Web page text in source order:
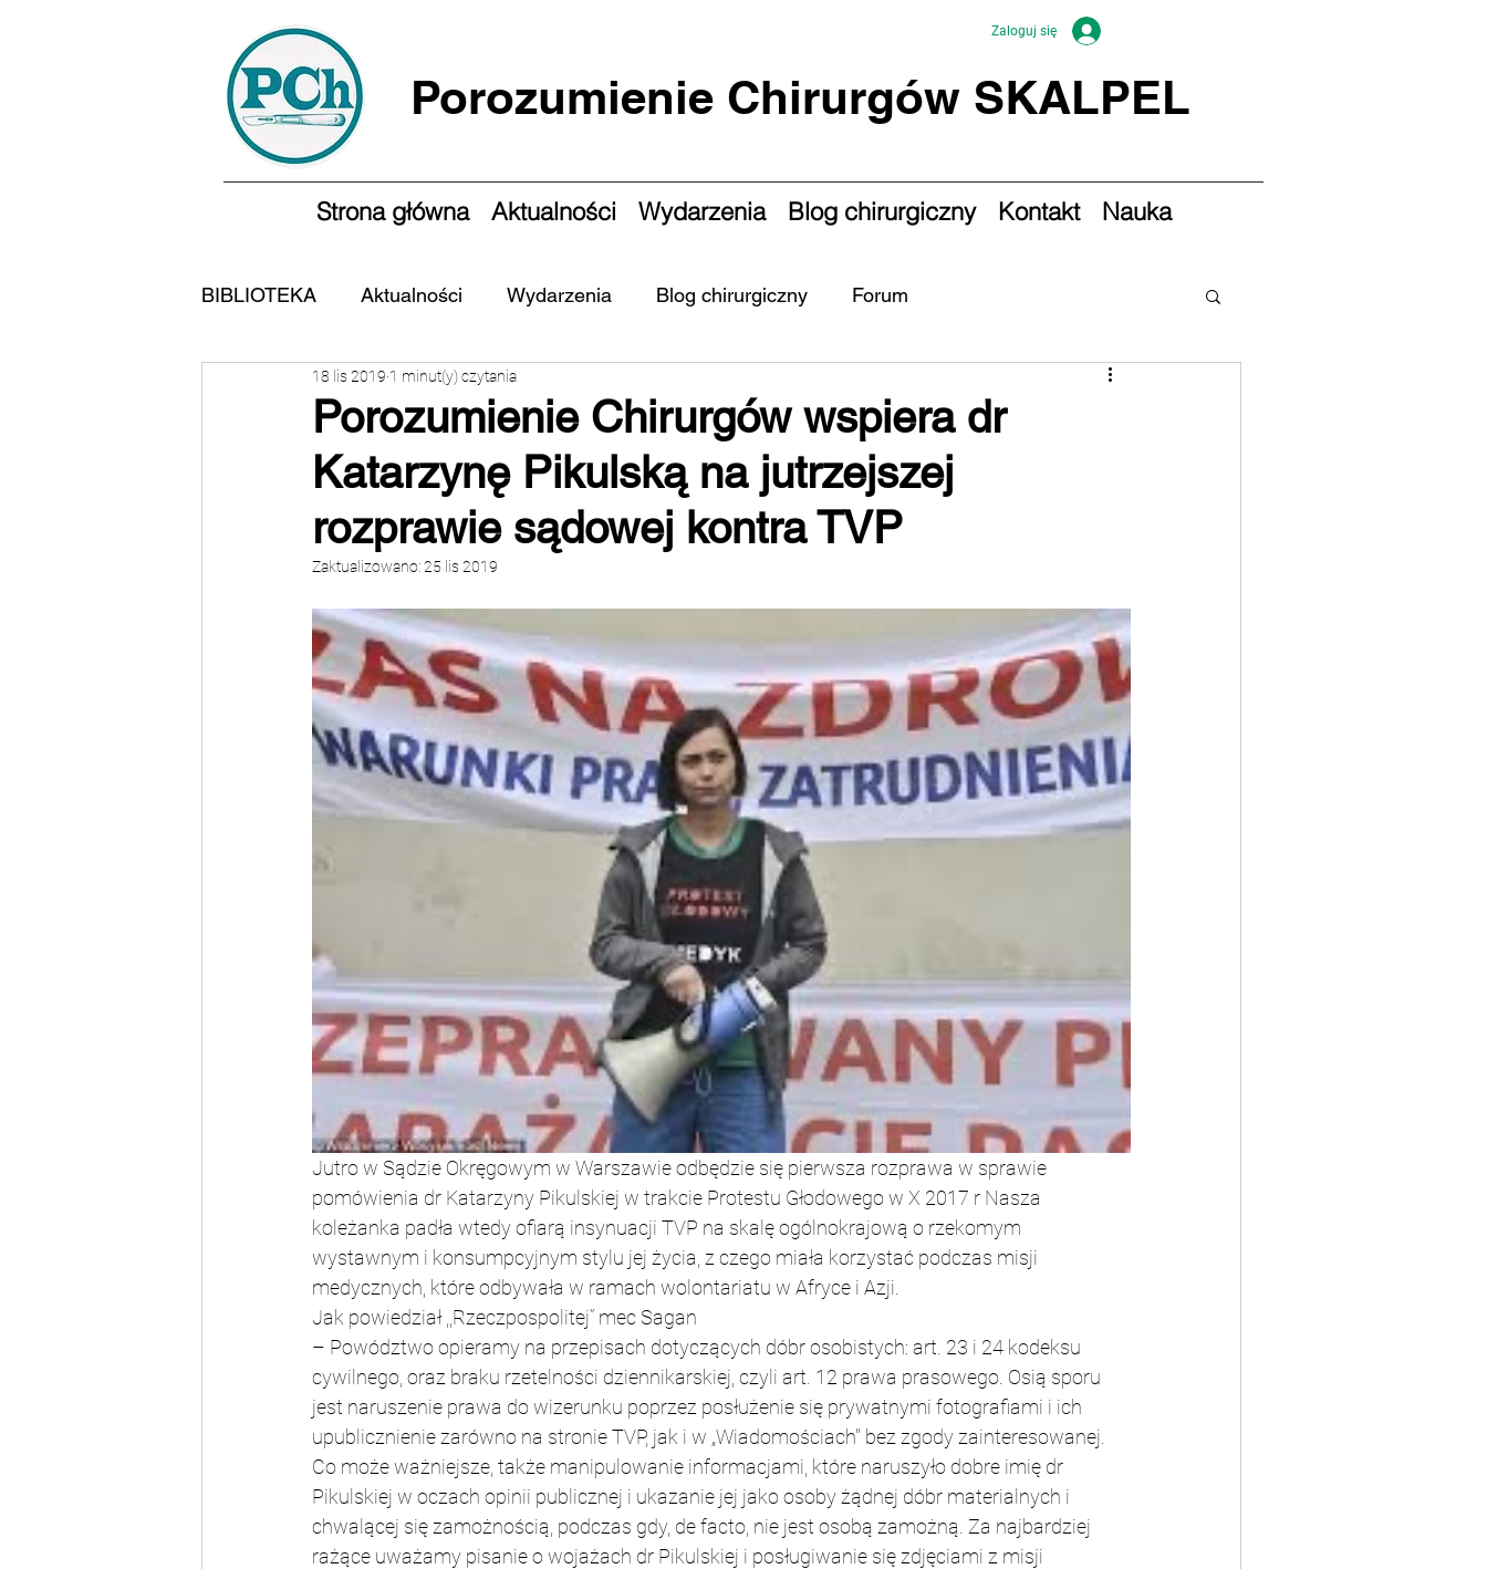
Zaloguj się
Porozumienie Chirurgów SKALPEL
Strona główna Aktualności Wydarzenia Blog chirurgiczny Kontakt Nauka
BIBLIOTEKA Aktualności Wydarzenia Blog chirurgiczny Forum
Porozumienie Chirurgów wspiera dr
Katarzynę Pikulską na jutrzejszej
rozprawie sądowej kontra TVP
18 lis 2019 1 minut(y) czytania
Zaktualizowano:25 lis 2019
Jutro w Sądzie Okręgowym w Warszawie odbędzie się pierwsza rozprawa w sprawie
pomówienia dr Katarzyny Pikulskiej w trakcie Protestu Głodowego w X 2017 r Nasza
koleżanka padła wtedy ofiarą insynuacji TVP na skalę ogólnokrajową o rzekomym
wystawnym i konsumpcyjnym stylu jej życia, z czego miała korzystać podczas misji
medycznych, które odbywała w ramach wolontariatu w Afryce i Azji.
Jak powiedział ,,Rzeczpospolitej” mec Sagan
– Powództwo opieramy na przepisach dotyczących dóbr osobistych: art. 23 i 24 kodeksu
cywilnego, oraz braku rzetelności dziennikarskiej, czyli art. 12 prawa prasowego. Osią sporu
jest naruszenie prawa do wizerunku poprzez posłużenie się prywatnymi fotografiami i ich
upublicznienie zarówno na stronie TVP, jak i w „Wiadomościach" bez zgody zainteresowanej.
Co może ważniejsze, także manipulowanie informacjami, które naruszyło dobre imię dr
Pikulskiej w oczach opinii publicznej i ukazanie jej jako osoby żądnej dóbr materialnych i
chwalącej się zamożnością, podczas gdy, de facto, nie jest osobą zamożną. Za najbardziej
rażące uważamy pisanie o wojażach dr Pikulskiej i posługiwanie się zdjęciami z misji